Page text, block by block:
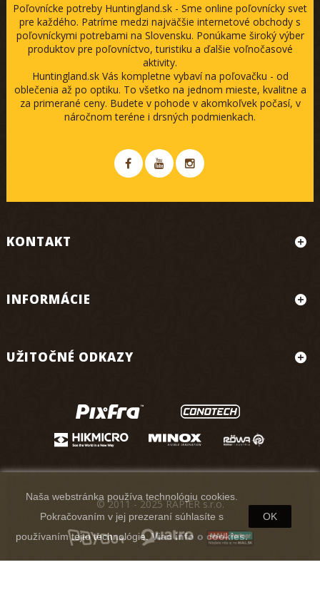
Poľovnícke potreby Huntingland.sk - Sme online poľovnícky svet
pre každého. Patríme medzi najväčšie internetové obchody s
poľovníckymi potrebami na Slovensku. Ponúkame široký výber
produktov pre poľovníctvo, turistiku a ďalšie voľnočasové
aktivity.
Huntingland.sk Vás kompletne vybaví na poľovačku - od
oblečenia až po optiku. To všetko na jednom mieste, kvalitne a
za primerané ceny. Budete v pohode v akomkoľvek počasí, v
náročnom teréne i drsných podmienkach.
KONTAKT
INFORMÁCIE
UŽITOČNÉ ODKAZY
Naša webstránka používa technológiu cookies.
Pokračovaním v jej prezeraní súhlasíte s
používaním tejto technológie.Viac info o cookies.
OK
© 2011 - 2025 RAPIER s.r.o.